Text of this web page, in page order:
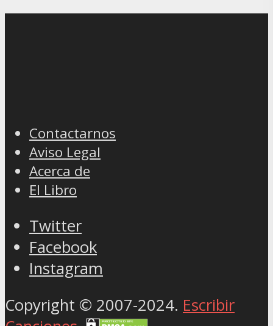
Contactarnos
Aviso Legal
Acerca de
El Libro
Twitter
Facebook
Instagram
Copyright © 2007-2024. Escribir